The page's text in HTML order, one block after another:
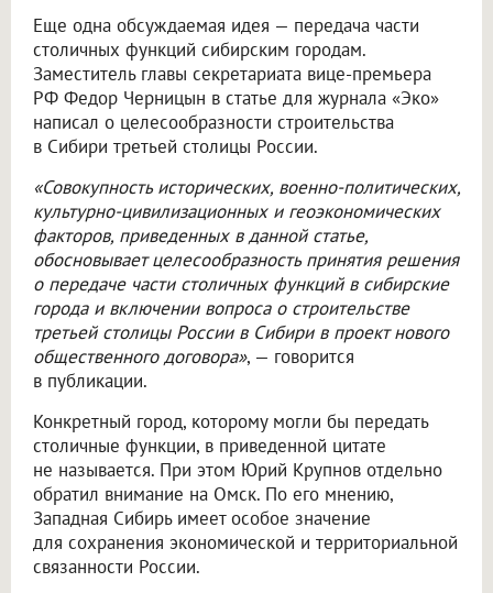
Еще одна обсуждаемая идея — передача части
столичных функций сибирским городам.
Заместитель главы секретариата вице-премьера
РФ Федор Черницын в статье для журнала «Эко»
написал о целесообразности строительства
в Сибири третьей столицы России.
«Совокупность исторических, военно-политических,
культурно-цивилизационных и геоэкономических
факторов, приведенных в данной статье,
обосновывает целесообразность принятия решения
о передаче части столичных функций в сибирские
города и включении вопроса о строительстве
третьей столицы России в Сибири в проект нового
общественного договора», — говорится
в публикации.
Конкретный город, которому могли бы передать
столичные функции, в приведенной цитате
не называется. При этом Юрий Крупнов отдельно
обратил внимание на Омск. По его мнению,
Западная Сибирь имеет особое значение
для сохранения экономической и территориальной
связанности России.